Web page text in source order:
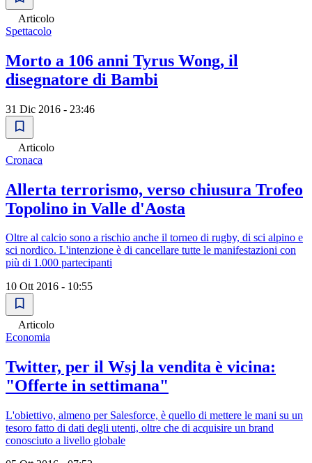
Articolo
Spettacolo
Morto a 106 anni Tyrus Wong, il
disegnatore di Bambi
31 Dic 2016 - 23:46
Articolo
Cronaca
Allerta terrorismo, verso chiusura Trofeo
Topolino in Valle d'Aosta
Oltre al calcio sono a rischio anche il torneo di rugby, di sci alpino e
sci nordico. L'intenzione è di cancellare tutte le manifestazioni con
più di 1.000 partecipanti
10 Ott 2016 - 10:55
Articolo
Economia
Twitter, per il Wsj la vendita è vicina:
"Offerte in settimana"
L'obiettivo, almeno per Salesforce, è quello di mettere le mani su un
tesoro fatto di dati degli utenti, oltre che di acquisire un brand
conosciuto a livello globale